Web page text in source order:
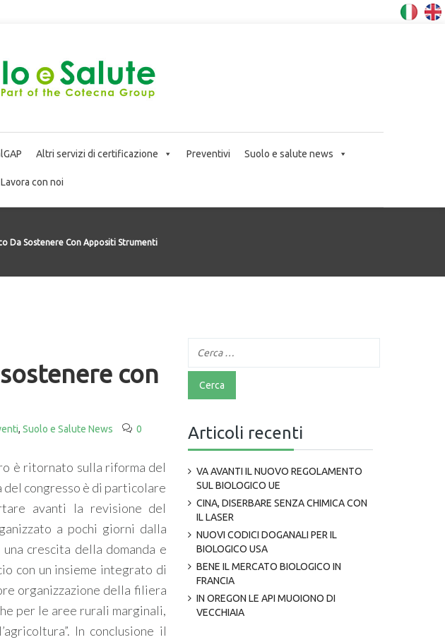
Altri servizi di certificazione Preventivi Suolo e salute news
Lavora con noi
Da Sostenere Con Appositi Strumenti
con
, Suolo e Salute News 0
è ritornato sulla riforma del
congresso è di particolare
avanti la revisione del
a pochi giorni dalla
crescita della domanda e
con un insieme integrato di
organizzazione della filiera
per le aree rurali marginali,
In conclusione il
Articoli recenti
VA AVANTI IL NUOVO REGOLAMENTO
SUL BIOLOGICO UE
CINA, DISERBARE SENZA CHIMICA CON
IL LASER
NUOVI CODICI DOGANALI PER IL
BIOLOGICO USA
BENE IL MERCATO BIOLOGICO IN
FRANCIA
IN OREGON LE API MUOIONO DI
VECCHIAIA